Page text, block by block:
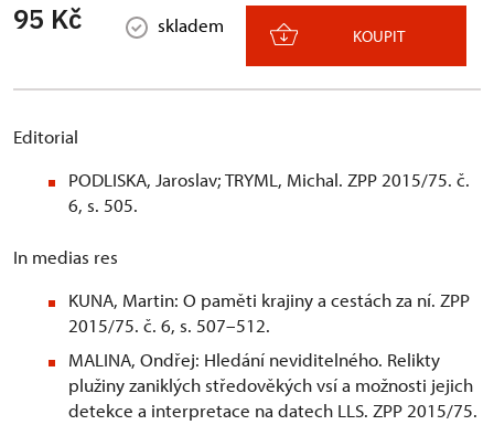
95 Kč skladem KOUPIT
Editorial
PODLISKA, Jaroslav; TRYML, Michal. ZPP 2015/75. č.
6, s. 505.
In medias res
KUNA, Martin: O paměti krajiny a cestách za ní. ZPP
2015/75. č. 6, s. 507–512.
MALINA, Ondřej: Hledání neviditelného. Relikty
plužiny zaniklých středověkých vsí a možnosti jejich
detekce a interpretace na datech LLS. ZPP 2015/75.